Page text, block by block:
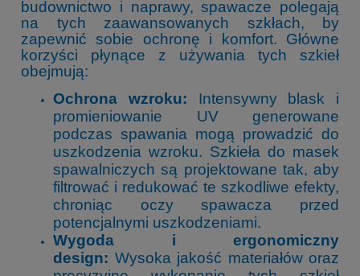
budownictwo i naprawy, spawacze polegają
na tych zaawansowanych szkłach, by
zapewnić sobie ochronę i komfort. Główne
korzyści płynące z używania tych szkieł
obejmują:
Ochrona wzroku: Intensywny blask i
promieniowanie UV generowane
podczas spawania mogą prowadzić do
uszkodzenia wzroku. Szkieła do masek
spawalniczych są projektowane tak, aby
filtrować i redukować te szkodliwe efekty,
chroniąc oczy spawacza przed
potencjalnymi uszkodzeniami.
Wygoda i ergonomiczny
design: Wysoka jakość materiałów oraz